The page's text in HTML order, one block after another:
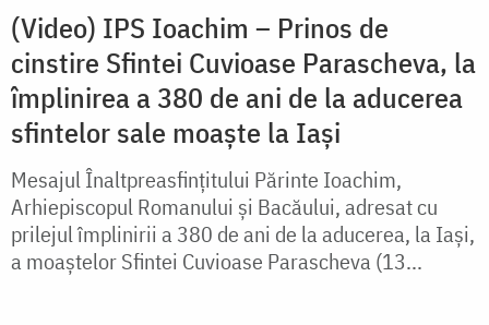
(Video) IPS Ioachim – Prinos de
cinstire Sfintei Cuvioase Parascheva, la
împlinirea a 380 de ani de la aducerea
sfintelor sale moaște la Iași
Mesajul Înaltpreasfințitului Părinte Ioachim,
Arhiepiscopul Romanului și Bacăului, adresat cu
prilejul împlinirii a 380 de ani de la aducerea, la Iaşi,
a moaştelor Sfintei Cuvioase Parascheva (13...